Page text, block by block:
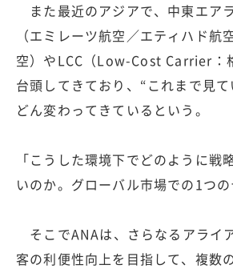
また最近のアジアで、中東エア
（エミレーツ航空／エティハド航
空）やLCC（Low-Cost Carrier：
台頭してきており、“これまで見
どん変わってきているという。
「こうした環境下でどのように戦
いのか。グローバル市場での1つの
そこでANAは、さらなるアライ
客の利便性向上を目指して、複数